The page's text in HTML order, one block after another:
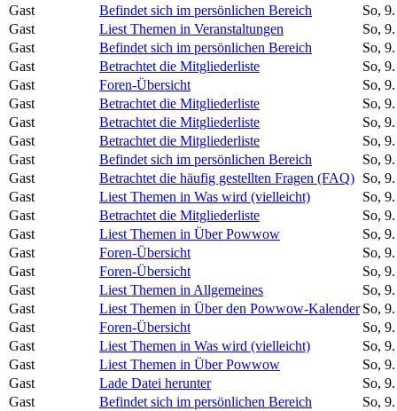
Gast
Befindet sich im persönlichen Bereich
So,
Gast
Liest Themen in Veranstaltungen
So,
Gast
Befindet sich im persönlichen Bereich
So,
Gast
Betrachtet die Mitgliederliste
So,
Gast
Foren-Übersicht
So,
Gast
Betrachtet die Mitgliederliste
So,
Gast
Betrachtet die Mitgliederliste
So,
Gast
Betrachtet die Mitgliederliste
So,
Gast
Befindet sich im persönlichen Bereich
So,
Gast
Betrachtet die häufig gestellten Fragen (FAQ) So,
Gast
Liest Themen in Was wird (vielleicht)
So,
Gast
Betrachtet die Mitgliederliste
So,
Gast
Liest Themen in Über Powwow
So,
Gast
Foren-Übersicht
So,
Gast
Foren-Übersicht
So,
Gast
Liest Themen in Allgemeines
So,
Gast
Liest Themen in Über den Powwow-Kalender So,
Gast
Foren-Übersicht
So,
Gast
Liest Themen in Was wird (vielleicht)
So,
Gast
Liest Themen in Über Powwow
So,
Gast
Lade Datei herunter
So,
Gast
Befindet sich im persönlichen Bereich
So,